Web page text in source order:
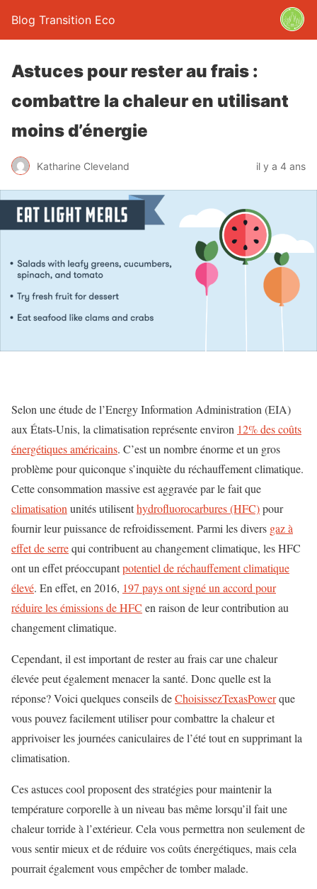
Blog Transition Eco
Astuces pour rester au frais :
combattre la chaleur en utilisant
moins d’énergie
Katharine Cleveland il y a 4 ans
Selon une étude de l’Energy Information Administration (EIA)
aux États-Unis, la climatisation représente environ 12% des coûts
énergétiques américains. C’est un nombre énorme et un gros
problème pour quiconque s’inquiète du réchauffement climatique.
Cette consommation massive est aggravée par le fait que
climatisation unités utilisenthydrofluorocarbures (HFC)pour
fournir leur puissance de refroidissement. Parmi les divers gaz à
effet de serrequi contribuent au changement climatique, les HFC
ont un effet préoccupantpotentiel de réchauffement climatique
élevé. En effet, en 2016, 197 pays ont signé un accord pour
réduire les émissions de HFC en raison de leur contribution au
changement climatique.
Cependant, il est important de rester au frais car une chaleur
élevée peut également menacer la santé. Donc quelle est la
réponse? Voici quelques conseils deChoisissezTexasPowerque
vous pouvez facilement utiliser pour combattre la chaleur et
apprivoiser les journées caniculaires de l’été tout en supprimant la
climatisation.
Ces astuces cool proposent des stratégies pour maintenir la
température corporelle à un niveau bas même lorsqu’il fait une
chaleur torride à l’extérieur. Cela vous permettra non seulement de
vous sentir mieux et de réduire vos coûts énergétiques, mais cela
pourrait également vous empêcher de tomber malade.